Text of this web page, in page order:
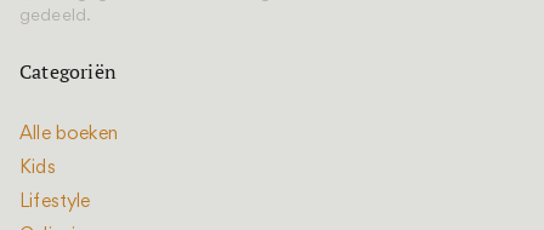
gedeeld.
Categoriën
Alle boeken
Kids
Lifestyle